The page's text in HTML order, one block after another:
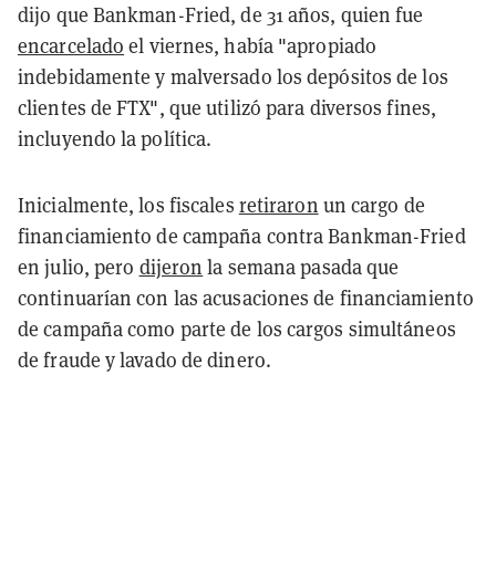
dijo que Bankman-Fried, de 31 años, quien fue
encarcelado el viernes, había "apropiado
indebidamente y malversado los depósitos de los
clientes de FTX", que utilizó para diversos fines,
incluyendo la política.
Inicialmente, los fiscales retiraron un cargo de
financiamiento de campaña contra Bankman-Fried
en julio, pero dijeron la semana pasada que
continuarían con las acusaciones de financiamiento
de campaña como parte de los cargos simultáneos
de fraude y lavado de dinero.